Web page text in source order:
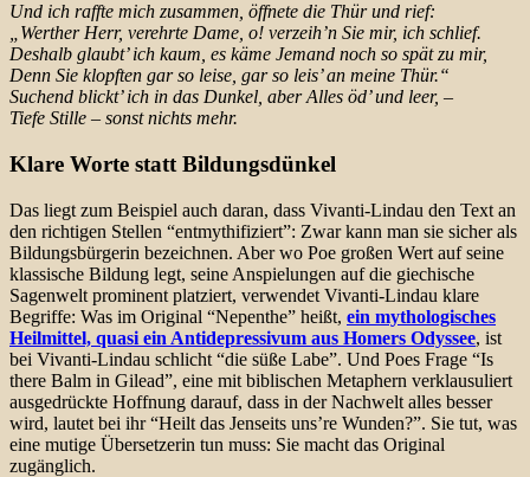
Und ich raffte mich zusammen, öffnete die Thür und rief:
„Werther Herr, verehrte Dame, o! verzeih’n Sie mir, ich schlief.
Deshalb glaubt’ ich kaum, es käme Jemand noch so spät zu mir,
Denn Sie klopften gar so leise, gar so leis’ an meine Thür.“
Suchend blickt’ ich in das Dunkel, aber Alles öd’ und leer, –
Tiefe Stille – sonst nichts mehr.
Klare Worte statt Bildungsdünkel
Das liegt zum Beispiel auch daran, dass Vivanti-Lindau den Text an
den richtigen Stellen “entmythifiziert”: Zwar kann man sie sicher als
Bildungsbürgerin bezeichnen. Aber wo Poe großen Wert auf seine
klassische Bildung legt, seine Anspielungen auf die giechische
Sagenwelt prominent platziert, verwendet Vivanti-Lindau klare
Begriffe: Was im Original “Nepenthe” heißt, ein mythologisches
Heilmittel, quasi ein Antidepressivum aus Homers Odyssee, ist
bei Vivanti-Lindau schlicht “die süße Labe”. Und Poes Frage “Is
there Balm in Gilead”, eine mit biblischen Metaphern verklausuliert
ausgedrückte Hoffnung darauf, dass in der Nachwelt alles besser
wird, lautet bei ihr “Heilt das Jenseits uns’re Wunden?”. Sie tut, was
eine mutige Übersetzerin tun muss: Sie macht das Original
zugänglich.